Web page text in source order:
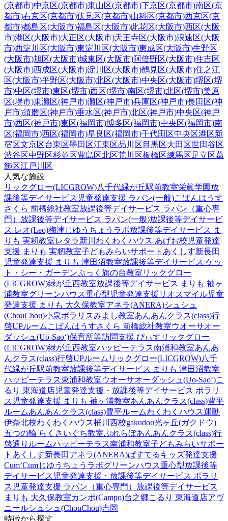
(京都市)中京区(京都市)東山区(京都市)下京区(京都市)南区(京
都市)右京区(京都市)伏見区(京都市)山科区(京都市)西京区(京
都市)都島区(大阪市)福島区(大阪市)此花区(大阪市)西区(大阪
市)港区(大阪市)大正区(大阪市)天王寺区(大阪市)浪速区(大阪
市)西淀川区(大阪市)東淀川区(大阪市)東成区(大阪市)生野区
(大阪市)旭区(大阪市)城東区(大阪市)阿倍野区(大阪市)住吉区
(大阪市)西成区(大阪市)淀川区(大阪市)鶴見区(大阪市)住之江
区(大阪市)平野区(大阪市)北区(大阪市)中央区(大阪市)堺区(堺
市)中区(堺市)東区(堺市)西区(堺市)南区(堺市)北区(堺市)美原
区(堺市)東灘区(神戸市)灘区(神戸市)兵庫区(神戸市)長田区(神
戸市)須磨区(神戸市)垂水区(神戸市)北区(神戸市)中央区(神戸
市)西区(神戸市)東区(福岡市)博多区(福岡市)中央区(福岡市)南
区(福岡市)西区(福岡市)早良区(福岡市)千代田区中央区港区新
宿区文京区台東区墨田区江東区品川区 目黒区大田区世田谷区
渋谷区中野区杉並区豊島区北区荒川区板橋区練馬区足立区葛
飾区江戸川区
人気な施設
リックグロー(LICGROW)八千代緑が丘駅前教室栄眞学園放
課後等デイサービス 児童発達支援 ラパン(一般)こぱんはうす
さくら 前橋総社教室放課後等デイサービス ラパン（重心専
門） 放課後等デイサービス ラパン(一般)放課後等デイサービ
ス レオ(Leo)梅津じゆうちょうラボ放課後等デイサービス ま
りも 実籾教室レタラ新川 わくわくハウス あげお校 児童発達
支援 まりも 実籾教室子どもみらいサポートあくしす新長田
児童発達支援 まりも 津田沼教室放課後等デイサービス ケッ
ト・シー・ガーデンぷっく旗の台教室 リックグロー
(LICGROW)緑が丘西教室放課後等デイサービス まりも 袖ヶ
浦教室グリーンハウス重心型児童発達支援 リオスマイル児童
発達支援 まりも 大久保教室アネラ(ANERA)シュシュ
(ChouChou)小泉ポラリスみよし教室あんあんクラス(class)行
啓UPルーム こぱんはうすさくら 前橋総社教室ウオーサオー
ダッシュ(Uo-Sao‘)保育所等訪問支援 ぴぃす リックグロー
(LICGROW)緑が丘西教室ハッピーテラス南浦和教室あんあ
んクラス(class)行啓UPルーム リックグロー(LICGROW)八千
代緑が丘駅前教室放課後等デイサービス まりも 津田沼教室
ハッピーテラス東浦和教室ウオーサオーダッシュ(Uo-Sao‘)こ
るり 東海道店児童発達支援・放課後等デイサービス ポラリ
ス 児童発達支援 まりも 袖ヶ浦教室あんあんクラス(class)豊平
ルームあんあんクラス(class)豊平ルームわくわくハウス運動
伊奈北校わくわくハウス桶川西校gakudou光ヶ丘(ガクドウ)
五つの輪 らくさいぐち教室ぷれらぼあんあんクラス(class)行
啓通りルームハッピーテラス南浦和教室子どもみらいサポー
トあくしす新長田 アネラ(ANERA)ぱすてるキッズ発達支援
Cum’Cumじゆうちょうラボグリーンハウス重心型放課後等
デイサービス 児童発達支援・放課後等デイサービス ポラリ
ス 児童発達支援 ラパン（重心専門） 放課後等デイサービス
まりも 大久保教室カンポ(Campo)台之郷こるり 東海道店アヴ
ニールシュシュ(ChouChou)吉岡
特徴から探す